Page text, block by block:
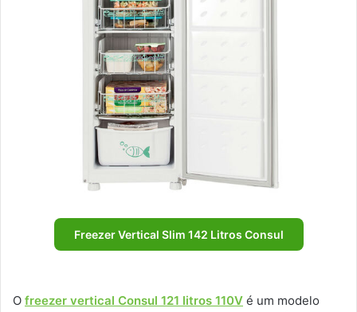
Freezer Vertical Slim 142 Litros Consul
O freezer vertical Consul 121 litros 110V é um modelo